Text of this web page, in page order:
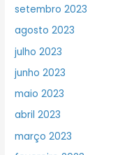
setembro 2023
agosto 2023
julho 2023
junho 2023
maio 2023
abril 2023
março 2023